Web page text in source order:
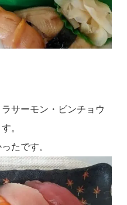
サーモン・ビンチョウ
。
たです。